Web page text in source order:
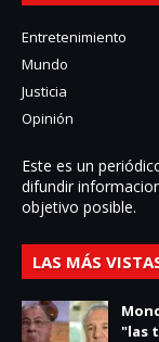
Entretenimiento
Mundo
Justicia
Opinión
Este es un
difundir
objetivo posible.
LAS MÁS
"las